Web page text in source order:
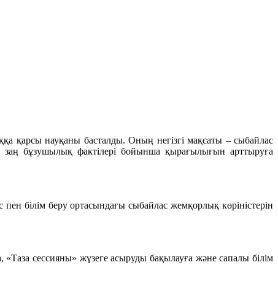
қарсы науқаны басталды. Оның негізгі мақсаты – сыбайлас
заң бұзушылық фактілері бойынша қырағылығын арттыруға
білім беру ортасындағы сыбайлас жемқорлық көріністерін
сессияны» жүзеге асыруды бақылауға және сапалы білім